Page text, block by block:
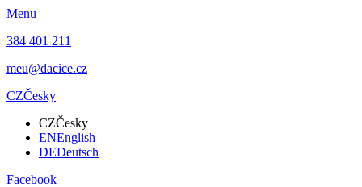
Menu
384 401 211
meu@dacice.cz
CZČesky
CZČesky
ENEnglish
DEDeutsch
Facebook